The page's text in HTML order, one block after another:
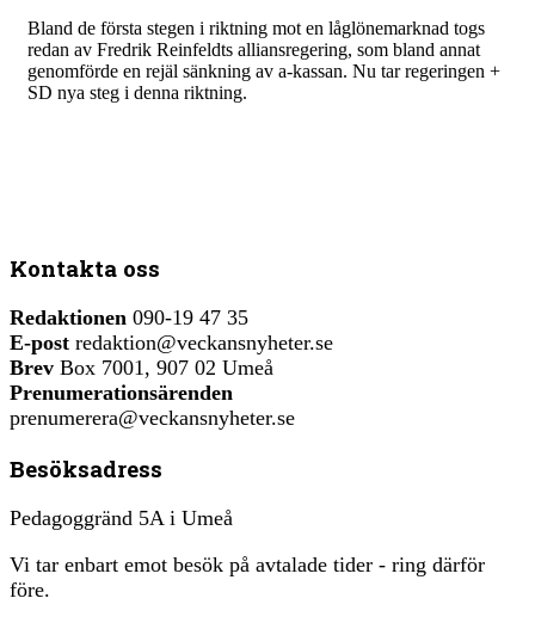
Bland de första stegen i riktning mot en låglönemarknad togs
redan av Fredrik Reinfeldts alliansregering, som bland annat
genomförde en rejäl sänkning av a-kassan. Nu tar regeringen +
SD nya steg i denna riktning.
Kontakta oss
Redaktionen 090-19 47 35
E-post redaktion@veckansnyheter.se
Brev Box 7001, 907 02 Umeå
Prenumerationsärenden
prenumerera@veckansnyheter.se
Besöksadress
Pedagoggränd 5A i Umeå
Vi tar enbart emot besök på avtalade tider - ring därför
före.